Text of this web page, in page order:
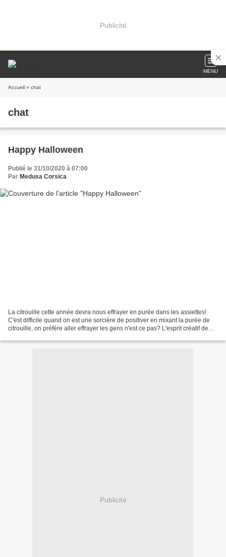
Publicité
MENU
Accueil » chat
chat
Happy Halloween
Publié le 31/10/2020 à 07:00
Par Medusa Corsica
La citrouille cette année devra nous effrayer en purée dans les assiettes!
C'est difficile quand on est une sorcière de positiver en mixant la purée de
citrouille, on préfère aller effrayer les gens n'est ce pas? L'esprit créatif de
Publicité